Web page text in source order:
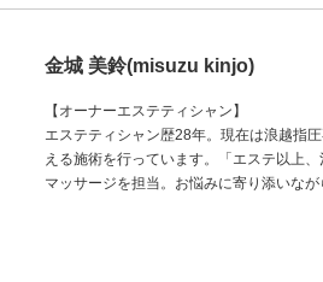
まつげパーマ・まつげエクステ・眉毛・
金城 美鈴(misuzu kinjo)
【オーナーエステティシャン】
エステティシャン歴28年。現在は浪越指
える施術を行っています。「エステ以上
マッサージを担当。お悩みに寄り添いなが